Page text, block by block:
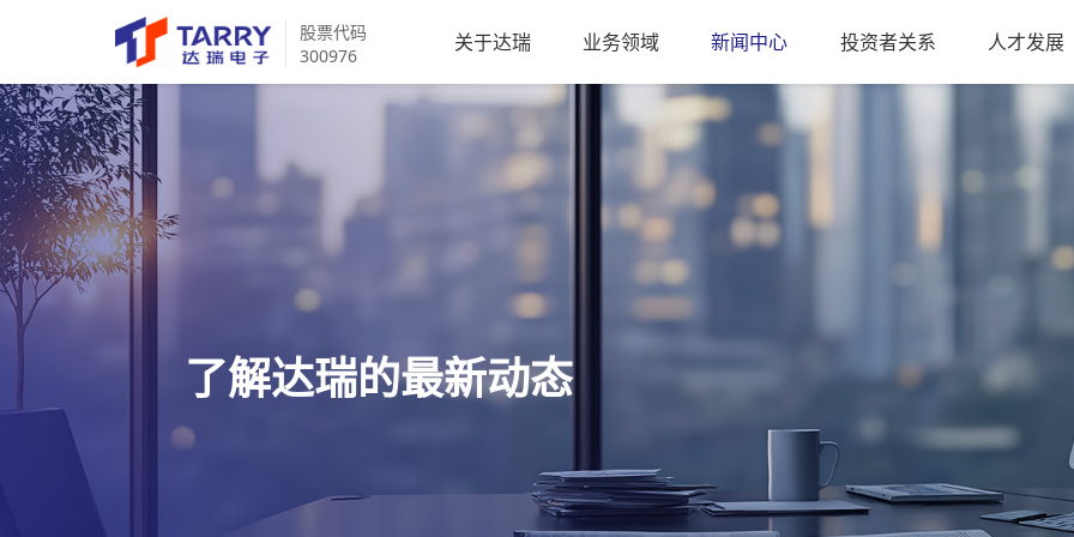
股票代码
300976
关于达瑞 业务领域 新闻中心 投资者关系 人才发展
了解达瑞的最新动态